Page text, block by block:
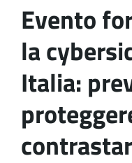
Evento
la
Italia: